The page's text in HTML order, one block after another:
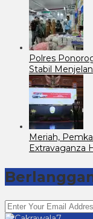
Polres
Stabil
Meriah,
Extravaganza